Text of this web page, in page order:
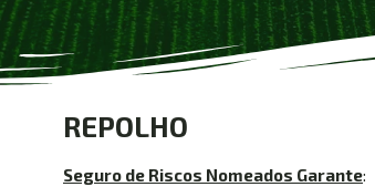
REPOLHO
Seguro de Riscos Nomeados Garante: